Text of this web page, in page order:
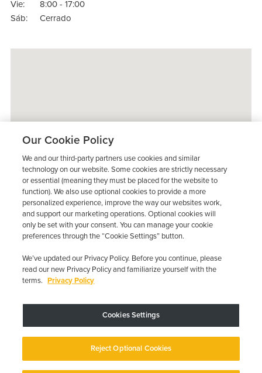
Vie:
8:00 - 17:00
Sáb:
Cerrado
El dispositivo puede variar según los requisitos estatales; se aplican
Copyright © 2026 · Low Cost Interlock. Todos los derechos reservados.
Política de privacidad Sus opciones de privacidad
accesibilidad Gestionar cookies
Our Cookie Policy
We and our third-party partners use cookies and similar
technology on our website. Some cookies are strictly necessary
or essential (meaning they must be placed for the website to
function). We also use optional cookies to provide a more
personalized experience, improve the way our websites work,
and support our marketing operations. Optional cookies will
only be set with your consent. You can manage your cookie
preferences through the “Cookie Settings” button.
We’ve updated our Privacy Policy. Before you continue, please
read our new Privacy Policy and familiarize yourself with the
terms. Privacy Policy
Cookies Settings
Reject Optional Cookies